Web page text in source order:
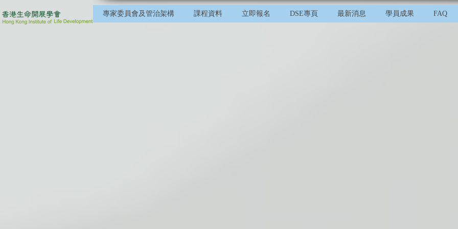
專家委員會及管治架構 課程資料 立即報名 DSE專頁 最新消息 學員成果 FAQ